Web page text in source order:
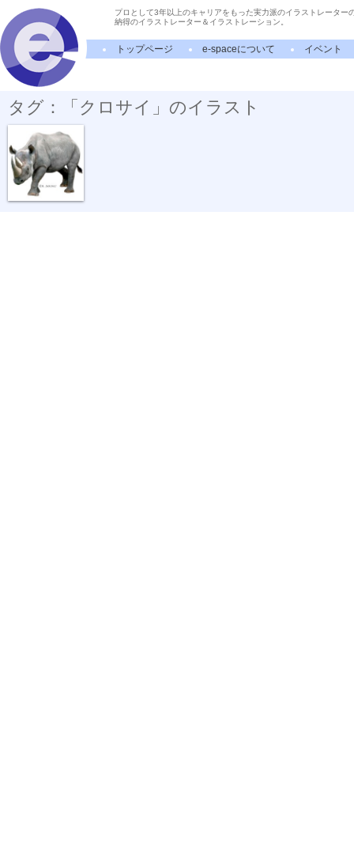
プロとして3年以上のキャリアをもった実力派のイラストレーター
納得のイラストレーター＆イラストレーション。
トップページ e-spaceについて イベント
タグ：「クロサイ」のイラスト
動物リアルイ...